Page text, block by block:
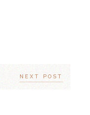
NEXT POST